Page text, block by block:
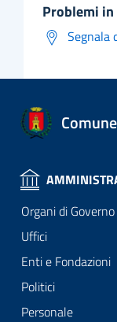
problemi
Segnala
Organi di Governo
Uffici
Enti e Fondazioni
Politici
Personale